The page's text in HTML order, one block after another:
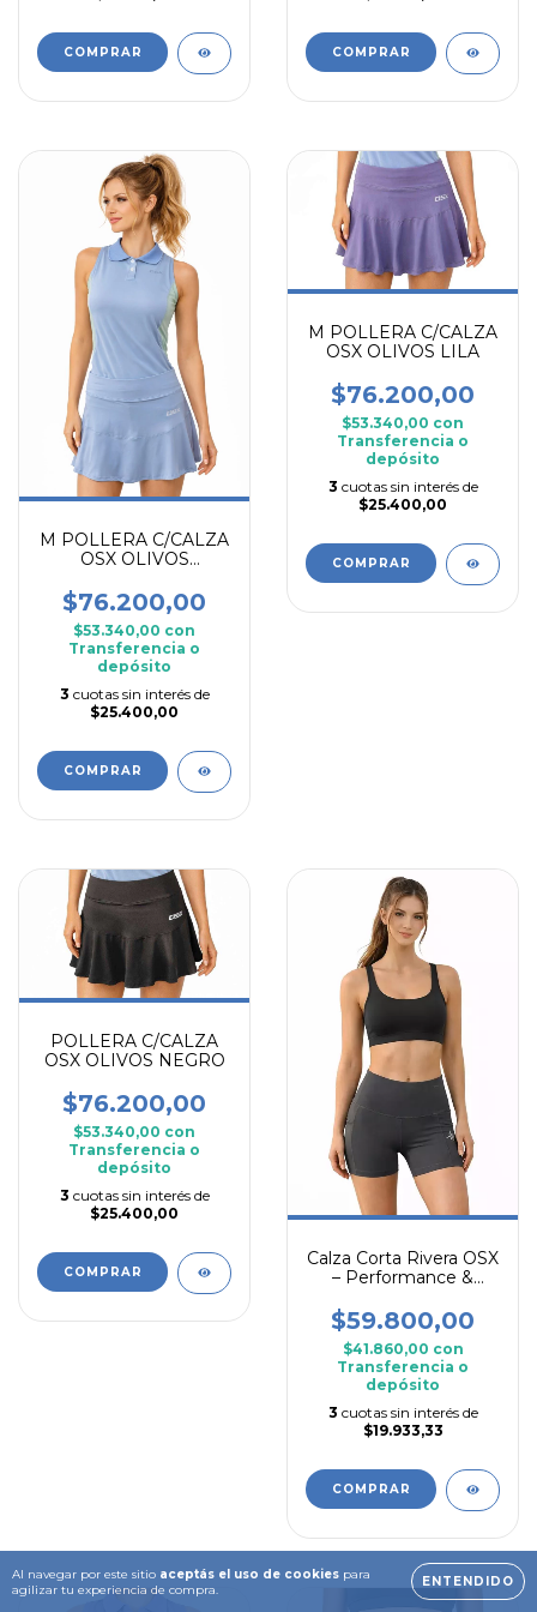
Al navegar por este sitio aceptás el uso de cookies para
agilizar tu experiencia de compra.
ENTENDIDO
COMPRAR COMPRAR
M POLLERA C/CALZA
OSX OLIVOS
$76.200,00
$53.340,00 con
Transferencia o
depósito
3 cuotas sin interés de
$25.400,00
COMPRAR
M POLLERA C/CALZA
OSX OLIVOS LILA
$76.200,00
$53.340,00 con
Transferencia o
depósito
3 cuotas sin interés de
$25.400,00
COMPRAR
POLLERA C/CALZA
OSX OLIVOS NEGRO
$76.200,00
$53.340,00 con
Transferencia o
depósito
3 cuotas sin interés de
$25.400,00
COMPRAR
Calza Corta Rivera OSX
– Performance &
$59.800,00
$41.860,00 con
Transferencia o
depósito
3 cuotas sin interés de
$19.933,33
COMPRAR